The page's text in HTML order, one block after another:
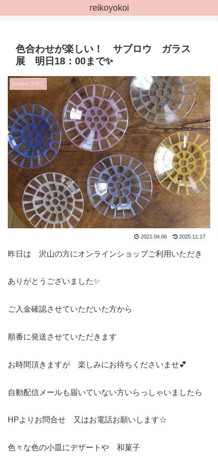
reikoyokoi
色合わせが楽しい！ サブロウ ガラス
展 明日18：00まで✨
bonton.ブログ
2021.04.06 2025.11.17
昨日は 沢山の方にオンラインショップご利用いただき
ありがとうございました✨
ご入金確認させていただいた方から
順番に発送させていただきます
お時間頂きますが 楽しみにお待ちくださいませ💕
自動配信メールも届いていない方いらっしゃいましたら
HPよりお問合せ 又はお電話お願いします☆
色々な色の小皿にデザートや 和菓子